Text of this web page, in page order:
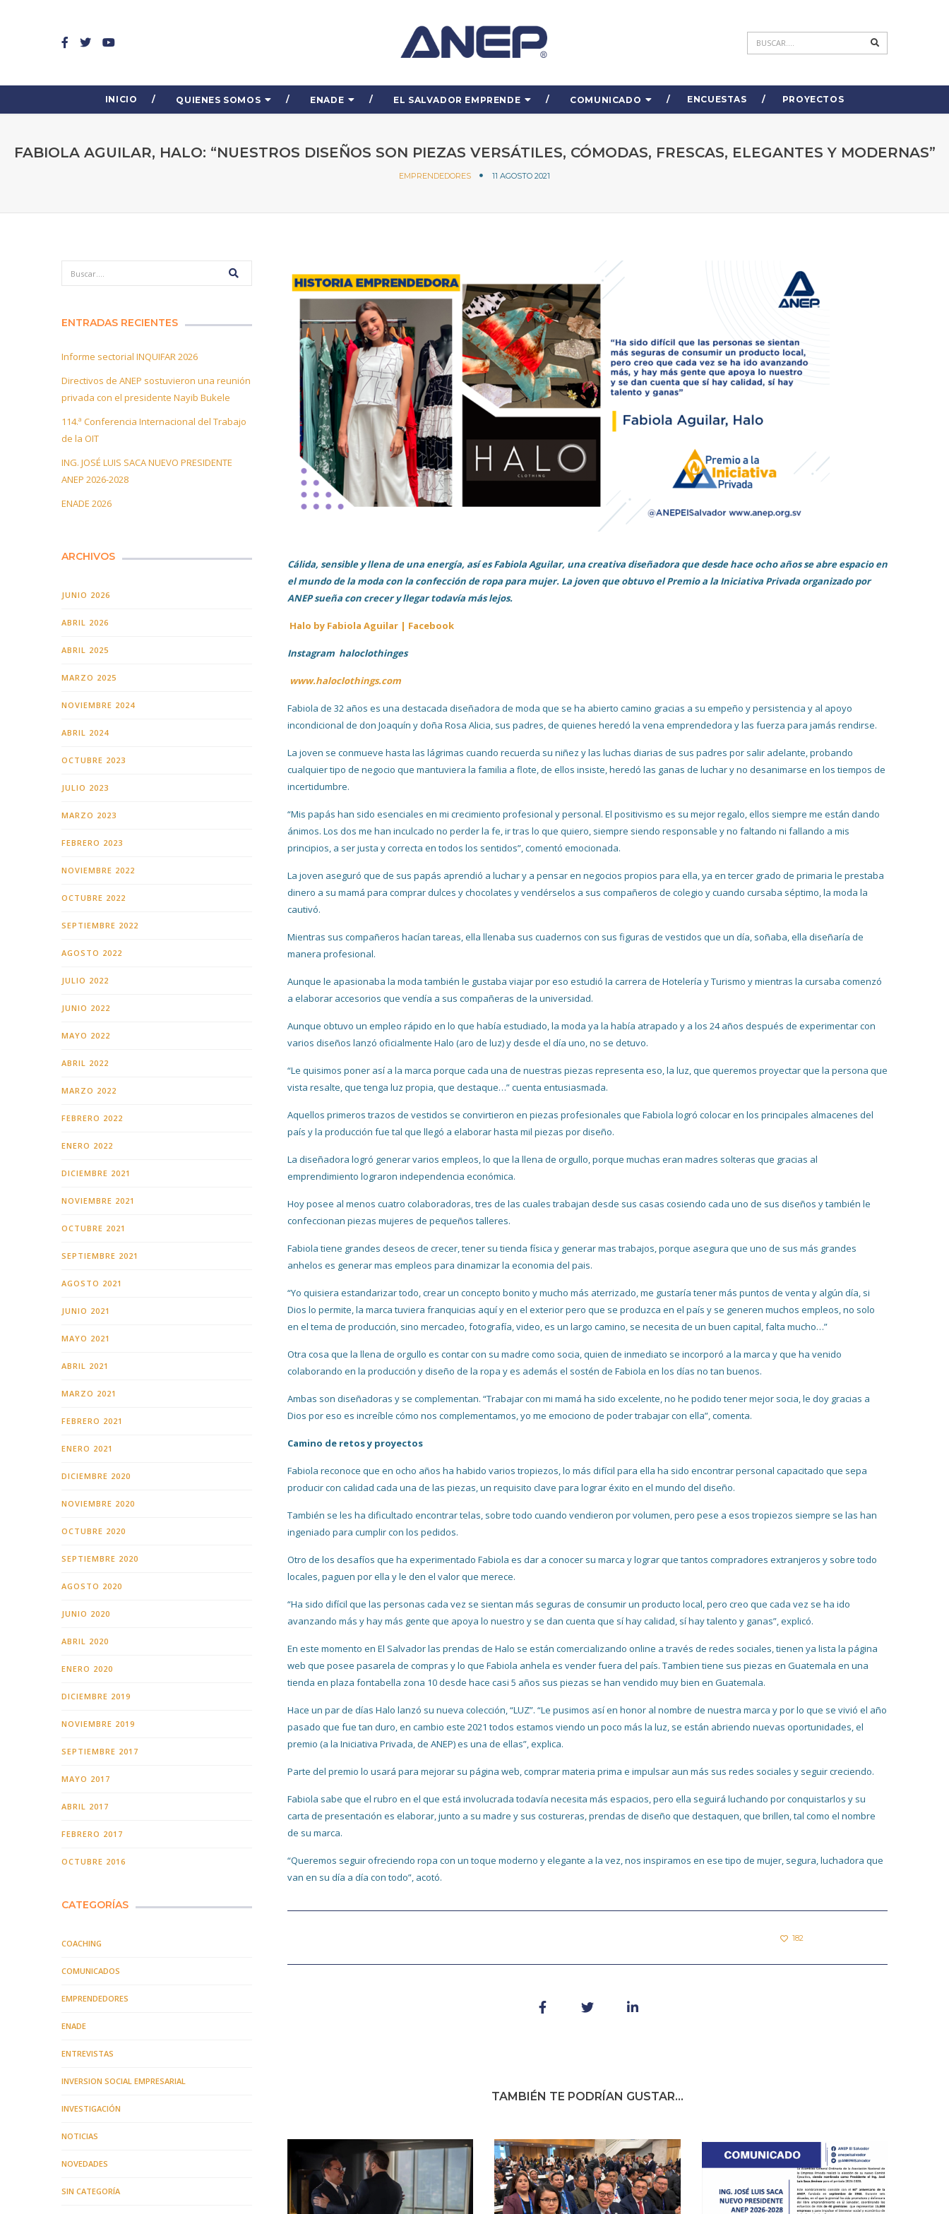
INICIO QUIENES SOMOS ENADE EL SALVADOR EMPRENDE COMUNICADO ENCUESTAS PROYECTOS
FABIOLA AGUILAR, HALO: “NUESTROS DISEÑOS SON PIEZAS VERSÁTILES, CÓMODAS, FRESCAS, ELEGANTES Y MODERNAS”
EMPRENDEDORES 11 AGOSTO 2021
Cálida, sensible y llena de una energía, así es Fabiola Aguilar, una creativa diseñadora que desde hace ocho años se abre espacio en
el mundo de la moda con la confección de ropa para mujer. La joven que obtuvo el Premio a la Iniciativa Privada organizado por
ANEP sueña con crecer y llegar todavía más lejos.
Halo by Fabiola Aguilar | Facebook
Instagram haloclothinges
www.haloclothings.com
Fabiola de 32 años es una destacada diseñadora de moda que se ha abierto camino gracias a su empeño y persistencia y al apoyo
incondicional de don Joaquín y doña Rosa Alicia, sus padres, de quienes heredó la vena emprendedora y las fuerza para jamás rendirse.
La joven se conmueve hasta las lágrimas cuando recuerda su niñez y las luchas diarias de sus padres por salir adelante, probando
cualquier tipo de negocio que mantuviera la familia a flote, de ellos insiste, heredó las ganas de luchar y no desanimarse en los tiempos de
incertidumbre.
“Mis papás han sido esenciales en mi crecimiento profesional y personal. El positivismo es su mejor regalo, ellos siempre me están dando
ánimos. Los dos me han inculcado no perder la fe, ir tras lo que quiero, siempre siendo responsable y no faltando ni fallando a mis
principios, a ser justa y correcta en todos los sentidos”, comentó emocionada.
La joven aseguró que de sus papás aprendió a luchar y a pensar en negocios propios para ella, ya en tercer grado de primaria le prestaba
dinero a su mamá para comprar dulces y chocolates y vendérselos a sus compañeros de colegio y cuando cursaba séptimo, la moda la
cautivó.
Mientras sus compañeros hacían tareas, ella llenaba sus cuadernos con sus figuras de vestidos que un día, soñaba, ella diseñaría de
manera profesional.
Aunque le apasionaba la moda también le gustaba viajar por eso estudió la carrera de Hotelería y Turismo y mientras la cursaba comenzó
a elaborar accesorios que vendía a sus compañeras de la universidad.
Aunque obtuvo un empleo rápido en lo que había estudiado, la moda ya la había atrapado y a los 24 años después de experimentar con
varios diseños lanzó oficialmente Halo (aro de luz) y desde el día uno, no se detuvo.
“Le quisimos poner así a la marca porque cada una de nuestras piezas representa eso, la luz, que queremos proyectar que la persona que
vista resalte, que tenga luz propia, que destaque…” cuenta entusiasmada.
Aquellos primeros trazos de vestidos se convirtieron en piezas profesionales que Fabiola logró colocar en los principales almacenes del
país y la producción fue tal que llegó a elaborar hasta mil piezas por diseño.
La diseñadora logró generar varios empleos, lo que la llena de orgullo, porque muchas eran madres solteras que gracias al
emprendimiento lograron independencia económica.
Hoy posee al menos cuatro colaboradoras, tres de las cuales trabajan desde sus casas cosiendo cada uno de sus diseños y también le
confeccionan piezas mujeres de pequeños talleres.
Fabiola tiene grandes deseos de crecer, tener su tienda física y generar mas trabajos, porque asegura que uno de sus más grandes
anhelos es generar mas empleos para dinamizar la economia del pais.
“Yo quisiera estandarizar todo, crear un concepto bonito y mucho más aterrizado, me gustaría tener más puntos de venta y algún día, si
Dios lo permite, la marca tuviera franquicias aquí y en el exterior pero que se produzca en el país y se generen muchos empleos, no solo
en el tema de producción, sino mercadeo, fotografía, video, es un largo camino, se necesita de un buen capital, falta mucho…”
Otra cosa que la llena de orgullo es contar con su madre como socia, quien de inmediato se incorporó a la marca y que ha venido
colaborando en la producción y diseño de la ropa y es además el sostén de Fabiola en los días no tan buenos.
Ambas son diseñadoras y se complementan. “Trabajar con mi mamá ha sido excelente, no he podido tener mejor socia, le doy gracias a
Dios por eso es increíble cómo nos complementamos, yo me emociono de poder trabajar con ella”, comenta.
Camino de retos y proyectos
Fabiola reconoce que en ocho años ha habido varios tropiezos, lo más difícil para ella ha sido encontrar personal capacitado que sepa
producir con calidad cada una de las piezas, un requisito clave para lograr éxito en el mundo del diseño.
También se les ha dificultado encontrar telas, sobre todo cuando vendieron por volumen, pero pese a esos tropiezos siempre se las han
ingeniado para cumplir con los pedidos.
Otro de los desafíos que ha experimentado Fabiola es dar a conocer su marca y lograr que tantos compradores extranjeros y sobre todo
locales, paguen por ella y le den el valor que merece.
“Ha sido difícil que las personas cada vez se sientan más seguras de consumir un producto local, pero creo que cada vez se ha ido
avanzando más y hay más gente que apoya lo nuestro y se dan cuenta que sí hay calidad, sí hay talento y ganas”, explicó.
En este momento en El Salvador las prendas de Halo se están comercializando online a través de redes sociales, tienen ya lista la página
web que posee pasarela de compras y lo que Fabiola anhela es vender fuera del país. Tambien tiene sus piezas en Guatemala en una
tienda en plaza fontabella zona 10 desde hace casi 5 años sus piezas se han vendido muy bien en Guatemala.
Hace un par de días Halo lanzó su nueva colección, “LUZ”. “Le pusimos así en honor al nombre de nuestra marca y por lo que se vivió el año
pasado que fue tan duro, en cambio este 2021 todos estamos viendo un poco más la luz, se están abriendo nuevas oportunidades, el
premio (a la Iniciativa Privada, de ANEP) es una de ellas”, explica.
Parte del premio lo usará para mejorar su página web, comprar materia prima e impulsar aun más sus redes sociales y seguir creciendo.
Fabiola sabe que el rubro en el que está involucrada todavía necesita más espacios, pero ella seguirá luchando por conquistarlos y su
carta de presentación es elaborar, junto a su madre y sus costureras, prendas de diseño que destaquen, que brillen, tal como el nombre
de su marca.
“Queremos seguir ofreciendo ropa con un toque moderno y elegante a la vez, nos inspiramos en ese tipo de mujer, segura, luchadora que
van en su día a día con todo”, acotó.
182
TAMBIÉN TE PODRÍAN GUSTAR...
ENTRADAS RECIENTES
Informe sectorial INQUIFAR 2026
Directivos de ANEP sostuvieron una reunión
privada con el presidente Nayib Bukele
114.ª Conferencia Internacional del Trabajo
de la OIT
ING. JOSÉ LUIS SACA NUEVO PRESIDENTE
ANEP 2026-2028
ENADE 2026
ARCHIVOS
JUNIO 2026
ABRIL 2026
ABRIL 2025
MARZO 2025
NOVIEMBRE 2024
ABRIL 2024
OCTUBRE 2023
JULIO 2023
MARZO 2023
FEBRERO 2023
NOVIEMBRE 2022
OCTUBRE 2022
SEPTIEMBRE 2022
AGOSTO 2022
JULIO 2022
JUNIO 2022
MAYO 2022
ABRIL 2022
MARZO 2022
FEBRERO 2022
ENERO 2022
DICIEMBRE 2021
NOVIEMBRE 2021
OCTUBRE 2021
SEPTIEMBRE 2021
AGOSTO 2021
JUNIO 2021
MAYO 2021
ABRIL 2021
MARZO 2021
FEBRERO 2021
ENERO 2021
DICIEMBRE 2020
NOVIEMBRE 2020
OCTUBRE 2020
SEPTIEMBRE 2020
AGOSTO 2020
JUNIO 2020
ABRIL 2020
ENERO 2020
DICIEMBRE 2019
NOVIEMBRE 2019
SEPTIEMBRE 2017
MAYO 2017
ABRIL 2017
FEBRERO 2017
OCTUBRE 2016
CATEGORÍAS
COACHING
COMUNICADOS
EMPRENDEDORES
ENADE
ENTREVISTAS
INVERSION SOCIAL EMPRESARIAL
INVESTIGACIÓN
NOTICIAS
NOVEDADES
SIN CATEGORÍA